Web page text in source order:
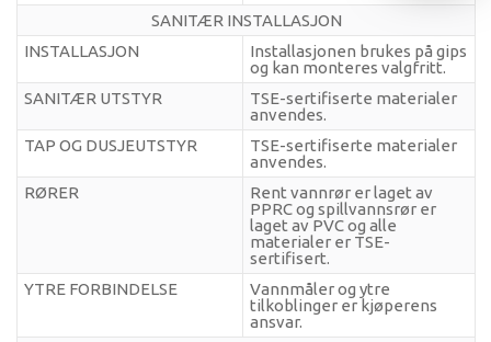
SANITÆR INSTALLASJON
INSTALLASJON
Installasjonen brukes på gips
og kan monteres valgfritt.
SANITÆR UTSTYR
TSE-sertifiserte materialer
anvendes.
TAP OG DUSJEUTSTYR
TSE-sertifiserte materialer
anvendes.
RØRER
Rent vannrør er laget av
PPRC og spillvannsrør er
laget av PVC og alle
materialer er TSE-
sertifisert.
YTRE FORBINDELSE
Vannmåler og ytre
tilkoblinger er kjøperens
ansvar.